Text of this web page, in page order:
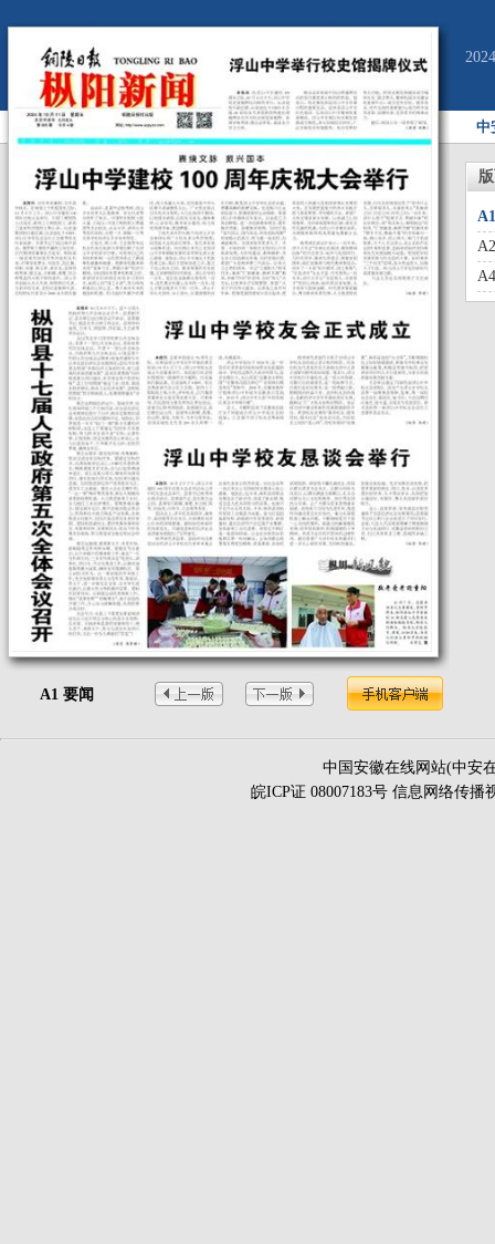
A1 要闻
中
中国安徽在线网站(中安
皖ICP证 08007183号 信息网络传播